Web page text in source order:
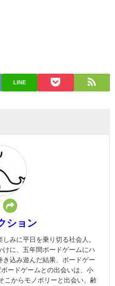
LINE
ション
みに平日を乗り切る社会人。
に、五年間ボードゲームにハ
込み遊んだ結果、ボードゲー
ードゲームとの出会いは、小
こからモノポリーと出会い、齢